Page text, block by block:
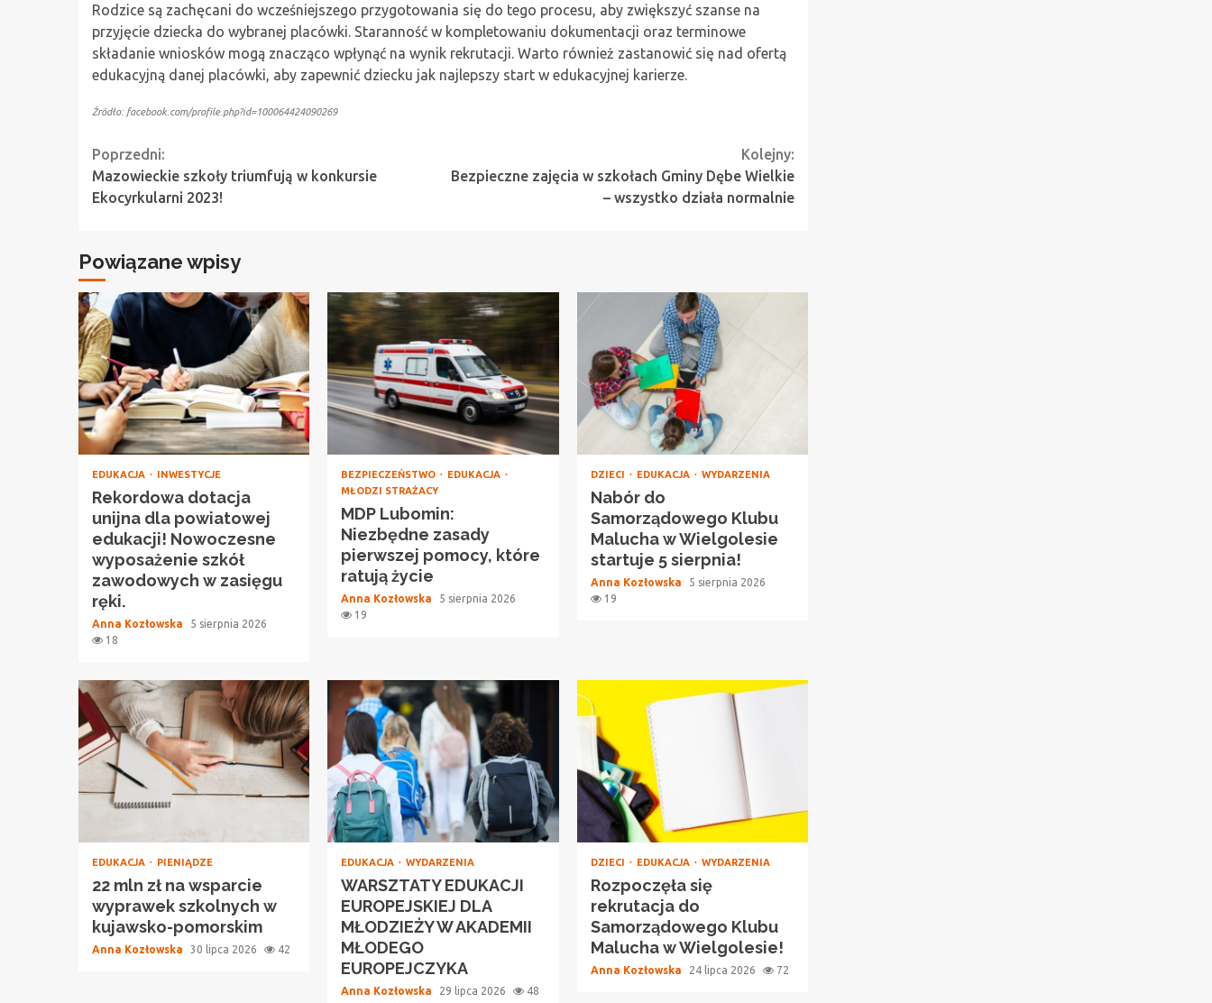
Rodzice są zachęcani do wcześniejszego przygotowania się do tego procesu, aby zwiększyć szanse na
przyjęcie dziecka do wybranej placówki. Staranność w kompletowaniu dokumentacji oraz terminowe
składanie wniosków mogą znacząco wpłynąć na wynik rekrutacji. Warto również zastanowić się nad ofertą
edukacyjną danej placówki, aby zapewnić dziecku jak najlepszy start w edukacyjnej karierze.
Źródło: facebook.com/profile.php?id=100064424090269
Continue
Reading
Poprzedni:
Mazowieckie szkoły triumfują w konkursie
Ekocyrkularni 2023!
Kolejny:
Bezpieczne zajęcia w szkołach Gminy Dębe Wielkie
– wszystko działa normalnie
Powiązane wpisy
EDUKACJA INWESTYCJE
Rekordowa dotacja
unijna dla powiatowej
edukacji! Nowoczesne
wyposażenie szkół
zawodowych w zasięgu
ręki.
Anna Kozłowska
5 sierpnia 2026
18
BEZPIECZEŃSTWO
EDUKACJA
MŁODZI STRAŻACY
MDP Lubomin:
Niezbędne zasady
pierwszej pomocy, które
ratują życie
Anna Kozłowska
5 sierpnia 2026
19
DZIECI EDUKACJA WYDARZENIA
Nabór do
Samorządowego Klubu
Malucha w Wielgolesie
startuje 5 sierpnia!
Anna Kozłowska
5 sierpnia 2026
19
EDUKACJA PIENIĄDZE
22 mln zł na wsparcie
wyprawek szkolnych w
kujawsko-pomorskim
Anna Kozłowska 30 lipca 2026 42
EDUKACJA WYDARZENIA
WARSZTATY EDUKACJI
EUROPEJSKIEJ DLA
MŁODZIEŻY W AKADEMII
MŁODEGO
EUROPEJCZYKA
Anna Kozłowska 29 lipca 2026 48
DZIECI EDUKACJA WYDARZENIA
Rozpoczęła się
rekrutacja do
Samorządowego Klubu
Malucha w Wielgolesie!
Anna Kozłowska 24 lipca 2026 72